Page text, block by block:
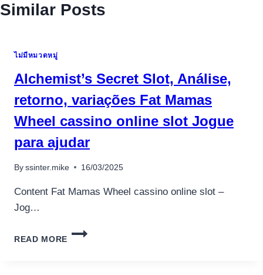
Similar Posts
ไม่มีหมวดหมู่
Alchemist’s Secret Slot, Análise,
retorno, variações Fat Mamas
Wheel cassino online slot Jogue
para ajudar
By ssinter.mike 16/03/2025
Content Fat Mamas Wheel cassino online slot –
Jog…
READ MORE
ALCHEMIST’S